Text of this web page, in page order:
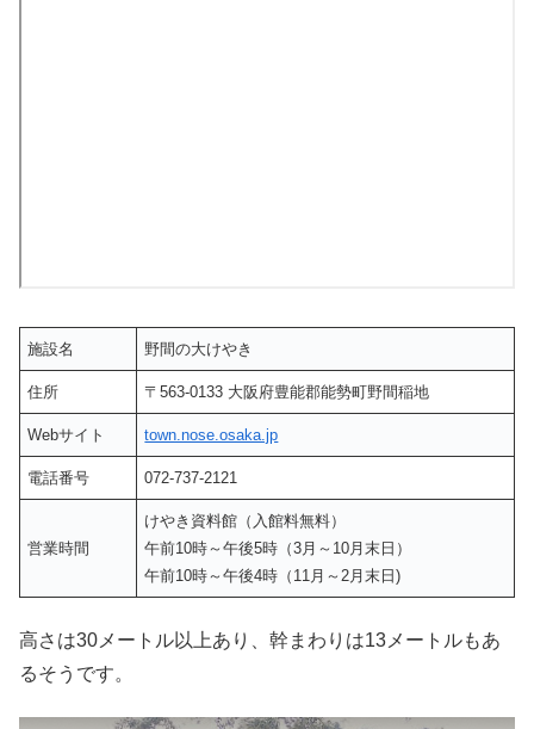
施設名 野間の大けやき
住所 〒563-0133 大阪府豊能郡能勢町野間稲地
Webサイト town.nose.osaka.jp
電話番号 072-737-2121
営業時間
けやき資料館（入館料無料）
午前10時～午後5時（3月～10月末日）
午前10時～午後4時（11月～2月末日)
高さは30メートル以上あり、幹まわりは13メートルもあ
るそうです。